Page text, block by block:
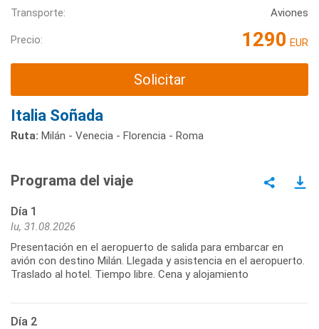
Transporte:
Aviones
Precio: 1290 EUR
Solicitar
Italia Soñada
Ruta: Milán - Venecia - Florencia - Roma
Programa del viaje
Día 1
lu, 31.08.2026
Presentación en el aeropuerto de salida para embarcar en
avión con destino Milán. Llegada y asistencia en el aeropuerto.
Traslado al hotel. Tiempo libre. Cena y alojamiento
Día 2